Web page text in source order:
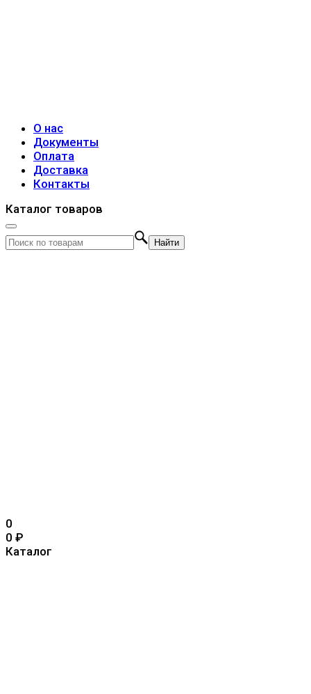
О нас
Документы
Оплата
Доставка
Контакты
Каталог товаров
Найти
0
0 ₽
Каталог